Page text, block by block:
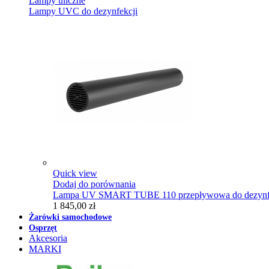
Lampy UVC do dezynfekcji
Quick view
Dodaj do porównania
Lampa UV SMART TUBE 110 przepływowa do
1 845,00 zł
Żarówki samochodowe
Osprzęt
Akcesoria
MARKI